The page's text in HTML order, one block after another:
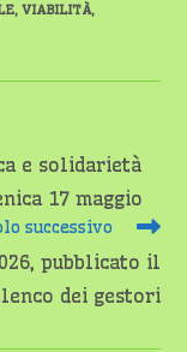
, VIABILITÀ,
e solidarietà
17 maggio
successivo
pubblicato il
dei gestori